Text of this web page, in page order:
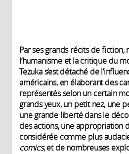
Par ses grands récits de fiction,
l’humanisme et la critique du
Tezuka s’est détaché de
américains, en élaborant des
représentés selon un certain
grands yeux, un petit nez, une
une grande liberté dans le
des actions, une appropriation
considérée comme plus
comics, et de nombreuses